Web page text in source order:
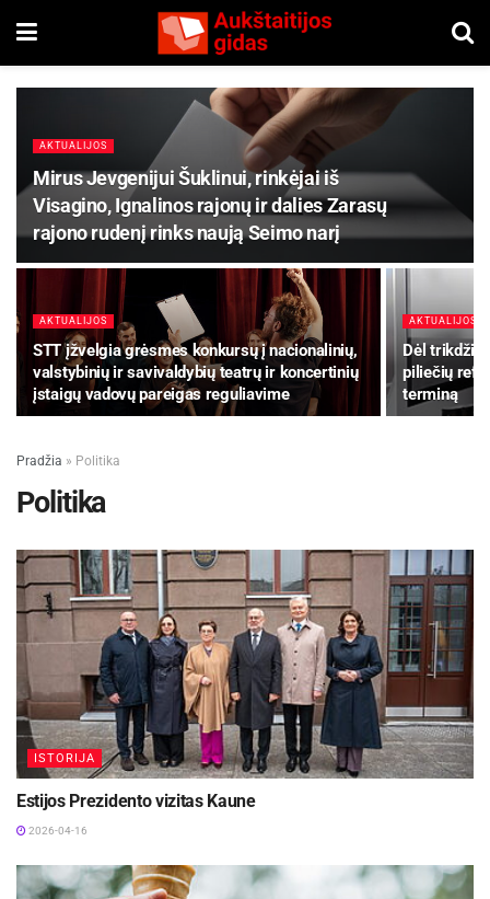
AKTUALIJOS
Mirus Jevgenijui Šuklinui, rinkėjai iš
Visagino, Ignalinos rajonų ir dalies Zarasų
rajono rudenį rinks naują Seimo narį
AKTUALIJOS
STT įžvelgia grėsmes konkursų į nacionalinių,
valstybinių ir savivaldybių teatrų ir koncertinių
įstaigų vadovų pareigas reguliavime
AKTUALIJOS
Dėl trikdžių
piliečių
terminą
Pradžia » Politika
Politika
ISTORIJA
Estijos Prezidento vizitas Kaune
2026-04-16